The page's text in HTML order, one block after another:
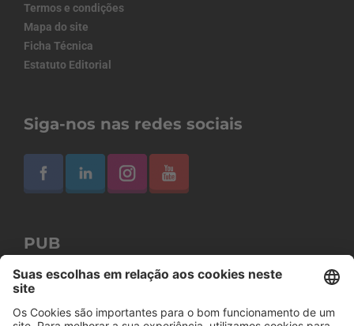
Termos e condições
Mapa do site
Ficha Técnica
Estatuto Editorial
Siga-nos nas redes sociais
PUB